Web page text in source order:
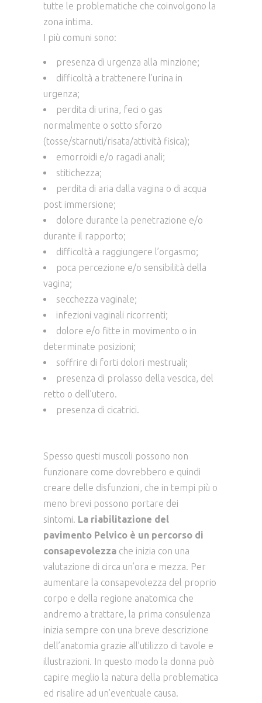
tutte le problematiche che coinvolgono la
zona intima.
I più comuni sono:
presenza di urgenza alla minzione;
difficoltà a trattenere l’urina in
urgenza;
perdita di urina, feci o gas
normalmente o sotto sforzo
(tosse/starnuti/risata/attività fisica);
emorroidi e/o ragadi anali;
stitichezza;
perdita di aria dalla vagina o di acqua
post immersione;
dolore durante la penetrazione e/o
durante il rapporto;
difficoltà a raggiungere l’orgasmo;
poca percezione e/o sensibilità della
vagina;
secchezza vaginale;
infezioni vaginali ricorrenti;
dolore e/o fitte in movimento o in
determinate posizioni;
soffrire di forti dolori mestruali;
presenza di prolasso della vescica, del
retto o dell’utero.
presenza di cicatrici.
Spesso questi muscoli possono non
funzionare come dovrebbero e quindi
creare delle disfunzioni, che in tempi più o
meno brevi possono portare dei
sintomi. La riabilitazione del
pavimento Pelvico è un percorso di
consapevolezza che inizia con una
valutazione di circa un’ora e mezza. Per
aumentare la consapevolezza del proprio
corpo e della regione anatomica che
andremo a trattare, la prima consulenza
inizia sempre con una breve descrizione
dell’anatomia grazie all’utilizzo di tavole e
illustrazioni. In questo modo la donna può
capire meglio la natura della problematica
ed risalire ad un’eventuale causa.